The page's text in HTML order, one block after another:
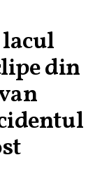
din